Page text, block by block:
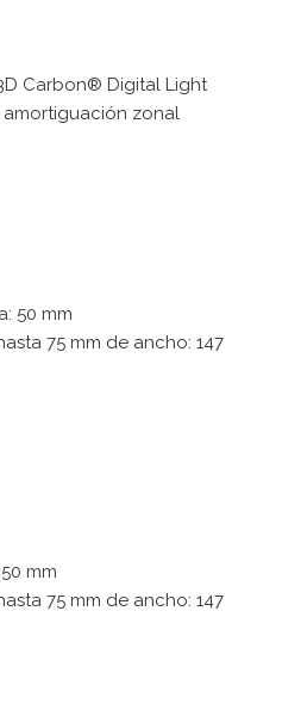
Carbon® Digital Light
amortiguación zonal
50 mm
75 mm de ancho: 147
mm
75 mm de ancho: 147